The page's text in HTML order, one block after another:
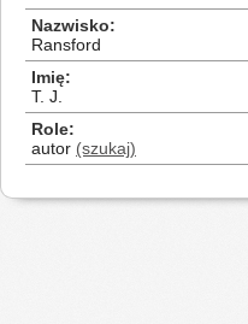
Nazwisko
Ransford
Imię
T. J.
Role
autor (szukaj)